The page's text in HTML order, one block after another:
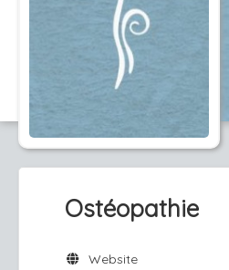
Ostéopathie
Website